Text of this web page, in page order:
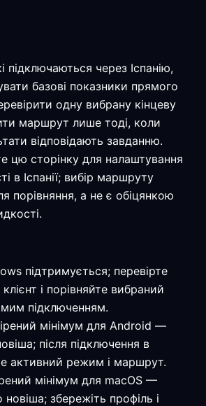
підключаються через Іспанію,
базові показники прямого
одну вибрану кінцеву
маршрут лише тоді, коли
відповідають завданню.
цю сторінку для налаштування
в Іспанії; вибір маршруту
порівняння, а не є обіцянкою
підтримується; перевірте
і порівняйте вибраний
підключенням.
мінімум для Android —
після підключення в
активний режим і маршрут.
мінімум для macOS —
новіша; збережіть профіль і